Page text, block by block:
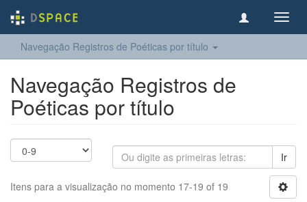
Navegação Registros de Poéticas por título
Navegação Registros de
Poéticas por título
Ir
Itens para a visualização no momento 17-19 of 19